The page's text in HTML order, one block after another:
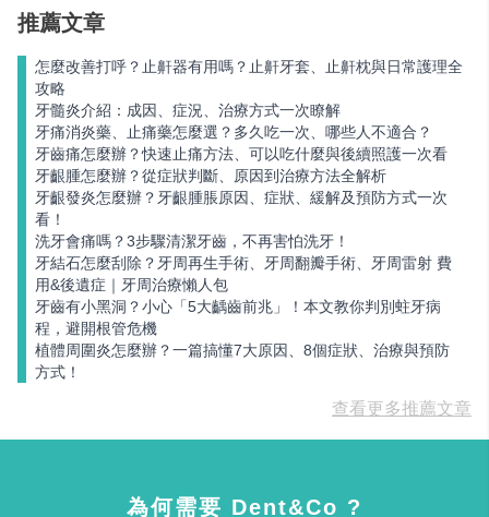
推薦文章
怎麼改善打呼？止鼾器有用嗎？止鼾牙套、止鼾枕與日常護理全
攻略
牙髓炎介紹：成因、症況、治療方式一次瞭解
牙痛消炎藥、止痛藥怎麼選？多久吃一次、哪些人不適合？
牙齒痛怎麼辦？快速止痛方法、可以吃什麼與後續照護一次看
牙齦腫怎麼辦？從症狀判斷、原因到治療方法全解析
牙齦發炎怎麼辦？牙齦腫脹原因、症狀、緩解及預防方式一次
看！
洗牙會痛嗎？3步驟清潔牙齒，不再害怕洗牙！
牙結石怎麼刮除？牙周再生手術、牙周翻瓣手術、牙周雷射 費
用&後遺症｜牙周治療懶人包
牙齒有小黑洞？小心「5大齲齒前兆」！本文教你判別蛀牙病
程，避開根管危機
植體周圍炎怎麼辦？一篇搞懂7大原因、8個症狀、治療與預防
方式！
查看更多推薦文章
為何需要 Dent&Co ?